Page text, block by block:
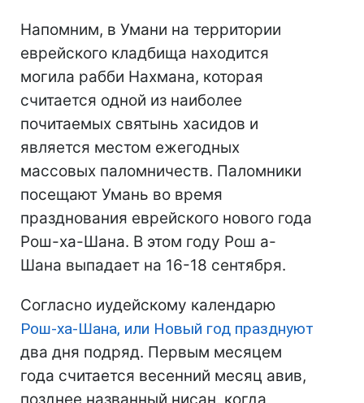
Напомним, в Умани на территории
еврейского кладбища находится
могила рабби Нахмана, которая
считается одной из наиболее
почитаемых святынь хасидов и
является местом ежегодных
массовых паломничеств. Паломники
посещают Умань во время
празднования еврейского нового года
Рош-ха-Шана. В этом году Рош а-
Шана выпадает на 16-18 сентября.
Согласно иудейскому календарю
Рош-ха-Шана, или Новый год празднуют
два дня подряд. Первым месяцем
года считается весенний месяц авив,